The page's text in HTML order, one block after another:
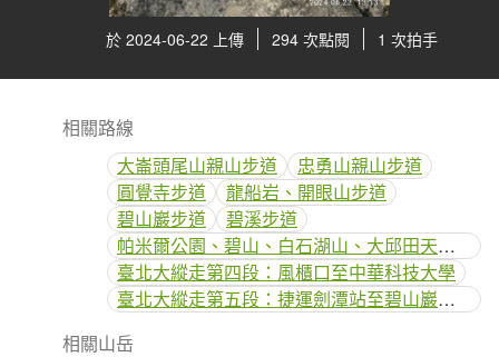
於 2024-06-22 上傳 294 次點閱 1 次拍手
相關路線
大崙頭尾山親山步道
忠勇山親山步道
圓覺寺步道
龍船岩、開眼山步道
碧山巖步道
碧溪步道
帕米爾公園、碧山、白石湖山、大邱田天然石壁洞
臺北大縱走第四段：風櫃口至中華科技大學
臺北大縱走第五段：捷運劍潭站至碧山巖（劍潭支線）
相關山岳